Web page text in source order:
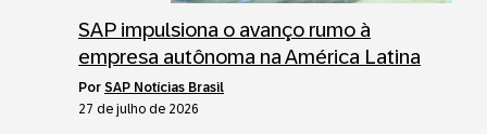
SAP impulsiona o avanço rumo à
empresa autônoma na América Latina
por SAP Notícias Brasil
27 de julho de 2026